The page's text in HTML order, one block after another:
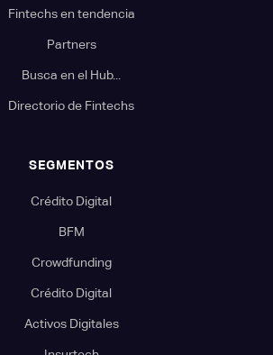
Fintechs en tendencia
Partners
Busca en el Hub...
Directorio de Fintechs
SEGMENTOS
Crédito Digital
BFM
Crowdfunding
Crédito Digital
Activos Digitales